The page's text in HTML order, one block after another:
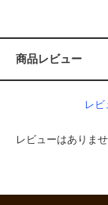
商品レビュー
レ
レビューはありませ